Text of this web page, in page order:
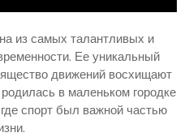
из самых талантливых и
Ее уникальный
движений восхищают
в маленьком городке
спорт был важной частью